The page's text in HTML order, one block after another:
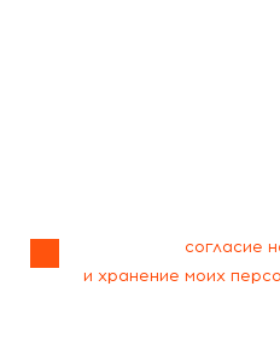
согласие
и хранение моих